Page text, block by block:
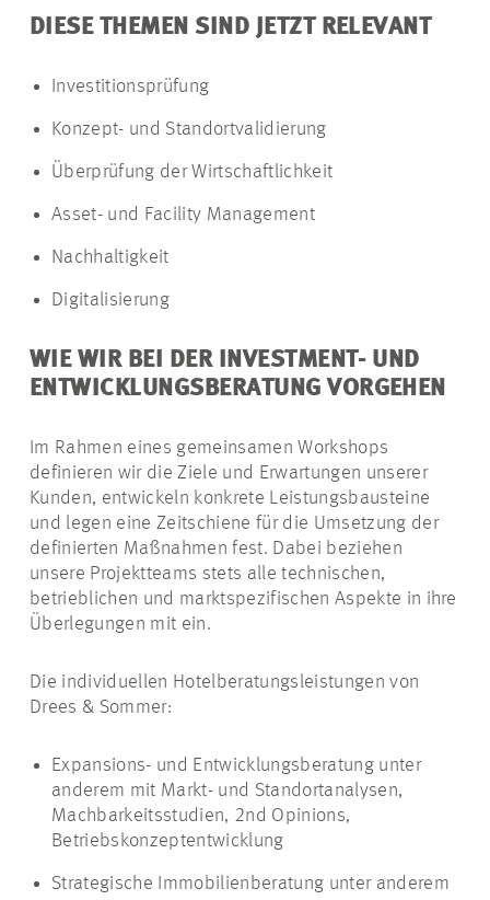
DIESE THEMEN SIND JETZT RELEVANT
Investitionsprüfung
Konzept- und Standortvalidierung
Überprüfung der Wirtschaftlichkeit
Asset- und Facility Management
Nachhaltigkeit
Digitalisierung
WIE WIR BEI DER INVESTMENT- UND
ENTWICKLUNGSBERATUNG VORGEHEN
Im Rahmen eines gemeinsamen Workshops
definieren wir die Ziele und Erwartungen unserer
Kunden, entwickeln konkrete Leistungsbausteine
und legen eine Zeitschiene für die Umsetzung der
definierten Maßnahmen fest. Dabei beziehen
unsere Projektteams stets alle technischen,
betrieblichen und marktspezifischen Aspekte in ihre
Überlegungen mit ein.
Die individuellen Hotelberatungsleistungen von
Drees & Sommer:
Expansions- und Entwicklungsberatung unter
anderem mit Markt- und Standortanalysen,
Machbarkeitsstudien, 2nd Opinions,
Betriebskonzeptentwicklung
Strategische Immobilienberatung unter anderem